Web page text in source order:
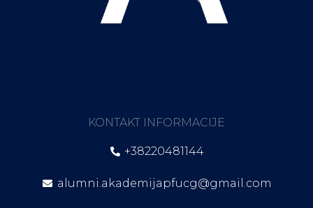
KONTAKT INFORMACIJE
+38220481144
alumni.akademijapfucg@gmail.com